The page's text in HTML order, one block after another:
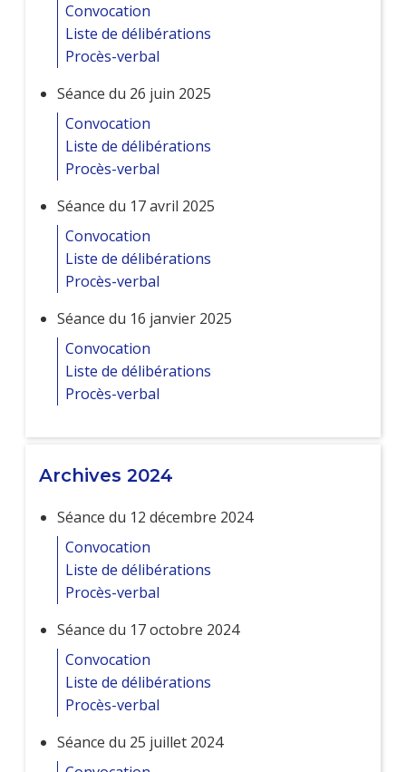
Convocation
Liste de délibérations
Procès-verbal
Séance du 26 juin 2025
Convocation
Liste de délibérations
Procès-verbal
Séance du 17 avril 2025
Convocation
Liste de délibérations
Procès-verbal
Séance du 16 janvier 2025
Convocation
Liste de délibérations
Procès-verbal
Archives 2024
Séance du 12 décembre 2024
Convocation
Liste de délibérations
Procès-verbal
Séance du 17 octobre 2024
Convocation
Liste de délibérations
Procès-verbal
Séance du 25 juillet 2024